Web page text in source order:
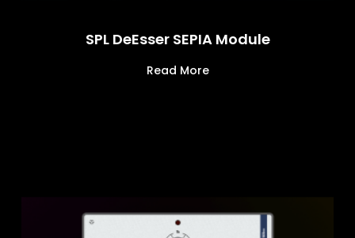
SPL DeEsser SEPIA Module
Read More